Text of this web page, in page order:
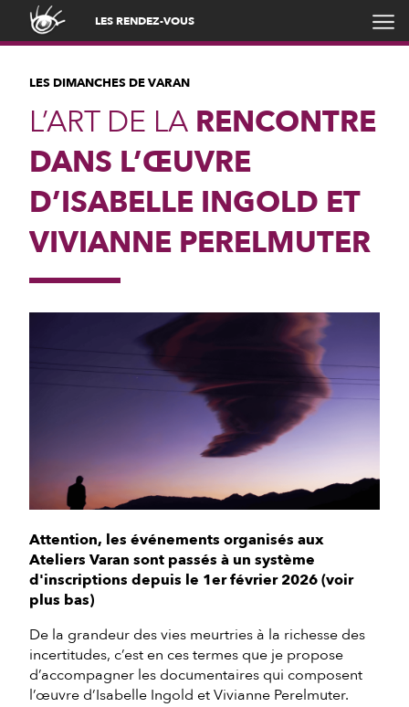
LES RENDEZ-VOUS
LES DIMANCHES DE VARAN
L’ART DE LA RENCONTRE
DANS L’ŒUVRE
D’ISABELLE INGOLD ET
VIVIANNE PERELMUTER
Attention, les événements organisés aux
Ateliers Varan sont passés à un système
d'inscriptions depuis le 1er février 2026 (voir
plus bas)
De la grandeur des vies meurtries à la richesse des
incertitudes, c’est en ces termes que je propose
d’accompagner les documentaires qui composent
l’œuvre d’Isabelle Ingold et Vivianne Perelmuter.